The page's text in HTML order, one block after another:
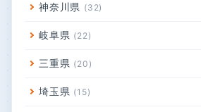
神奈川県 32
岐阜県 22
三重県 20
埼玉県 15